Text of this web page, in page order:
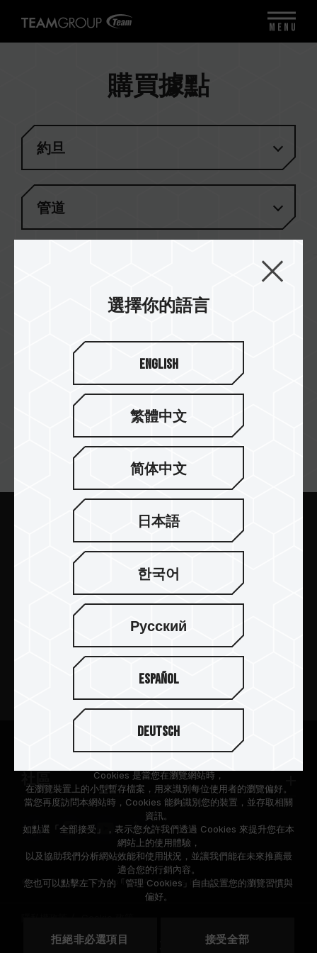
購買據點
約旦
管道
GOLDEN SYSTEMS MIDDLE EAST
訂閱電子報
送出
新聞中心
© 2026 Team Group Inc. All Rights Reserved.
美國
選擇你的語言
English
繁體中文
简体中文
日本語
한국어
Русский
Español
Deutsch
MENU
根據歐盟施行的個人資料保護法(GDPR)，我們致力於保護您的個人
Cookies 是當您在瀏覽網站時，
在瀏覽裝置上的小型暫存檔案，用來識別每位使用者的瀏覽偏好。
當您再度訪問本網站時，Cookies 能夠識別您的裝置，並存取相關
資訊。
如點選「全部接受」，表示您允許我們透過 Cookies 來提升您在本
網站上的使用體驗，
以及協助我們分析網站效能和使用狀況，並讓我們能在未來推薦最
適合您的行銷內容。
您也可以點擊左下方的「管理 Cookies」自由設置您的瀏覽習慣與
偏好。
拒絕非必選項目 接受全部